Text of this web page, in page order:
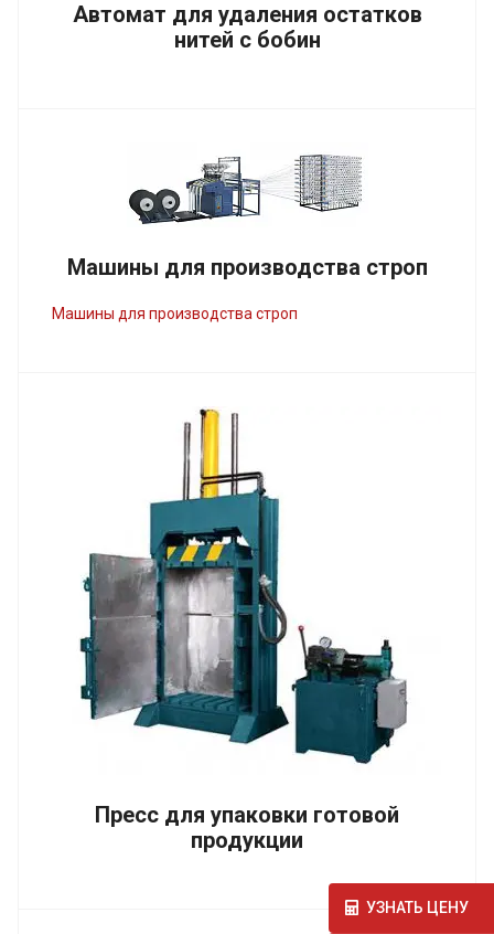
Автомат для удаления остатков
нитей с бобин
Машины для производства строп
Машины для производства строп
Пресс для упаковки готовой
продукции
УЗНАТЬ ЦЕНУ